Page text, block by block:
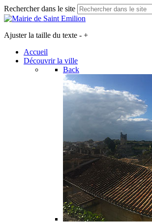
Rechercher dans le site
Ajuster la taille du texte - +
Accueil
Découvrir la ville
Back